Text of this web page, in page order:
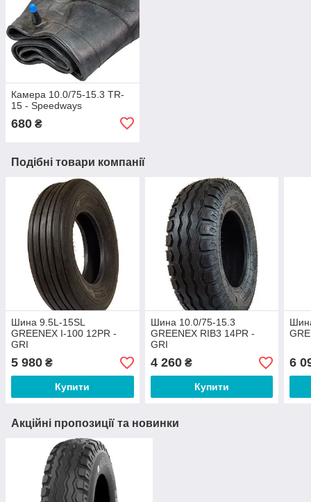
Камера 10.0/75-15.3 TR-
15 - Speedways
680 ₴
Подібні товари компанії
Шина 9.5L-15SL
GREENEX I-100 12PR -
GRI
5 980 ₴
Купити
Шина 10.0/75-15.3
GREENEX RIB3 14PR -
GRI
4 260₴
Купити
6
Акційні пропозиції та новинки